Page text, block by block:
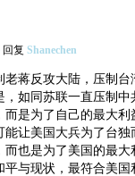
回复 Shanechen
老蒋反攻大陆，压制
，如同苏联一直压制
而是为了自己的最大
能让美国大兵为了台
而也是为了美国的最
平与现状，最符合美